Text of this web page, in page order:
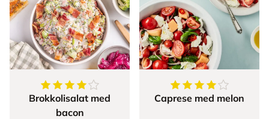
4.361702127659575
stjerner
Brokkolisalat med
bacon
4av5stjerner
Caprese med melon